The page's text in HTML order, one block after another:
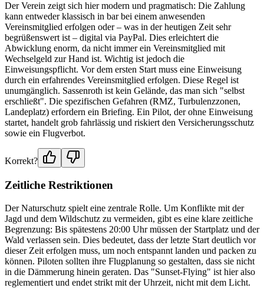
Der Verein zeigt sich hier modern und pragmatisch: Die Zahlung
kann entweder klassisch in bar bei einem anwesenden
Vereinsmitglied erfolgen oder – was in der heutigen Zeit sehr
begrüßenswert ist – digital via PayPal. Dies erleichtert die
Abwicklung enorm, da nicht immer ein Vereinsmitglied mit
Wechselgeld zur Hand ist. Wichtig ist jedoch die
Einweisungspflicht. Vor dem ersten Start muss eine Einweisung
durch ein erfahrendes Vereinsmitglied erfolgen. Diese Regel ist
unumgänglich. Sassenroth ist kein Gelände, das man sich "selbst
erschließt". Die spezifischen Gefahren (RMZ, Turbulenzzonen,
Landeplatz) erfordern ein Briefing. Ein Pilot, der ohne Einweisung
startet, handelt grob fahrlässig und riskiert den Versicherungsschutz
sowie ein Flugverbot.
Korrekt?
Zeitliche Restriktionen
Der Naturschutz spielt eine zentrale Rolle. Um Konflikte mit der
Jagd und dem Wildschutz zu vermeiden, gibt es eine klare zeitliche
Begrenzung: Bis spätestens 20:00 Uhr müssen der Startplatz und der
Wald verlassen sein. Dies bedeutet, dass der letzte Start deutlich vor
dieser Zeit erfolgen muss, um noch entspannt landen und packen zu
können. Piloten sollten ihre Flugplanung so gestalten, dass sie nicht
in die Dämmerung hinein geraten. Das "Sunset-Flying" ist hier also
reglementiert und endet strikt mit der Uhrzeit, nicht mit dem Licht.